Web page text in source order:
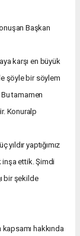
Başkan
karşı en büyük
şöyle bir söylem
Bu tamamen
Konuralp
yaptığımız
inşa ettik. Şimdi
bir şekilde
kapsamı hakkında